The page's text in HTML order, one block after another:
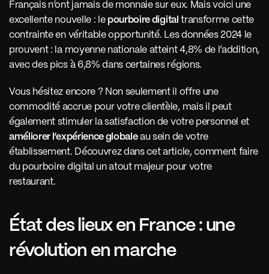
Français n’ont jamais de monnaie sur eux. Mais voici une
excellente nouvelle : le pourboire digital transforme cette
contrainte en véritable opportunité. Les données 2024 le
prouvent : la moyenne nationale atteint 4,8% de l’addition,
avec des pics à 6,8% dans certaines régions.
Vous hésitez encore ? Non seulement il offre une
commodité accrue pour votre clientèle, mais il peut
améliorer l’expérience globale au sein de votre
établissement. Découvrez dans cet article, comment faire
du pourboire digital un atout majeur pour votre
restaurant.
État des lieux en France : une
révolution en marche